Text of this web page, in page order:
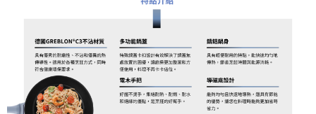
２．訂單成立數日內，您將收到繳費通知簡訊。
３．收到繳費通知簡訊後14天內，點擊此簡訊中的連結，可透過四大超商／
ATM／網路銀行／等多元方式進行付款，方視為交易完成。
※ 請注意：結帳手續完成當下不需立刻繳費，但若您需要取消訂單，請聯絡
購買商品的店家。未經商家同意取消之訂單仍視為有效，需透過AFTEE先享
後付繳納相關費用。
※ 交易是否成功請以「AFTEE先享後付 」之結帳頁面顯示為準，若有關於
是否繳費成功／繳費後需取消欲退款等相關疑問，請聯繫「AFTEE先享後付
客戶支援中心」https://netprotections.freshdesk.com/support/home